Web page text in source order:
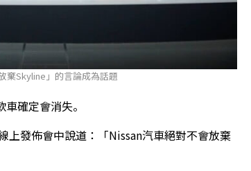
棄Skyline」的言論成為話題
確定會消失。
上發佈會中說道：「Nissan汽車絕對不會放棄